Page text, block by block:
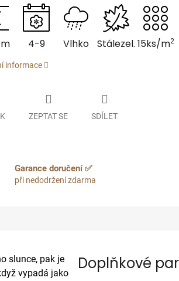
4-9 Vlhko Stálezel. 15ks/m2
informace
ZEPTAT SE SDÍLET
Garance doručení ✅
při nedodržení zdarma
slunce, pak je
vypadá jako
Doplňkové